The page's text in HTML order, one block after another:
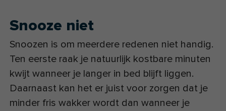
Snooze niet
Snoozen is om meerdere redenen niet handig.
Ten eerste raak je natuurlijk kostbare minuten
kwijt wanneer je langer in bed blijft liggen.
Daarnaast kan het er juist voor zorgen dat je
minder fris wakker wordt dan wanneer je